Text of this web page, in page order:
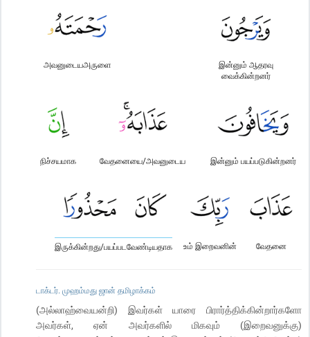
இன்னும் ஆதரவு
வைக்கின்றனர்
அவனுடையஅருளை
இன்னும் பயப்படுகின்றனர்
வேதனையை/அவனுடைய
நிச்சயமாக
வேதனை
உம் இறைவனின்
இருக்கின்றது/பயப்படவேண்டியதாக
டாக்டர். முஹம்மது ஜான் தமிழாக்கம்
(அல்லாஹ்வையன்றி) இவர்கள் யாரை பிரார்த்திக்கின்றார்களோ
அவர்கள், ஏன் அவர்களில் மிகவும் (இறைவனுக்கு)